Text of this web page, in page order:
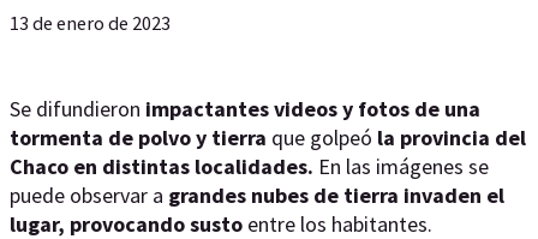
13 de enero de 2023
Se difundieron impactantes videos y fotos de una
tormenta de polvo y tierra que golpeó la provincia del
Chaco en distintas localidades. En las imágenes se
puede observar a grandes nubes de tierra invaden el
lugar, provocando susto entre los habitantes.